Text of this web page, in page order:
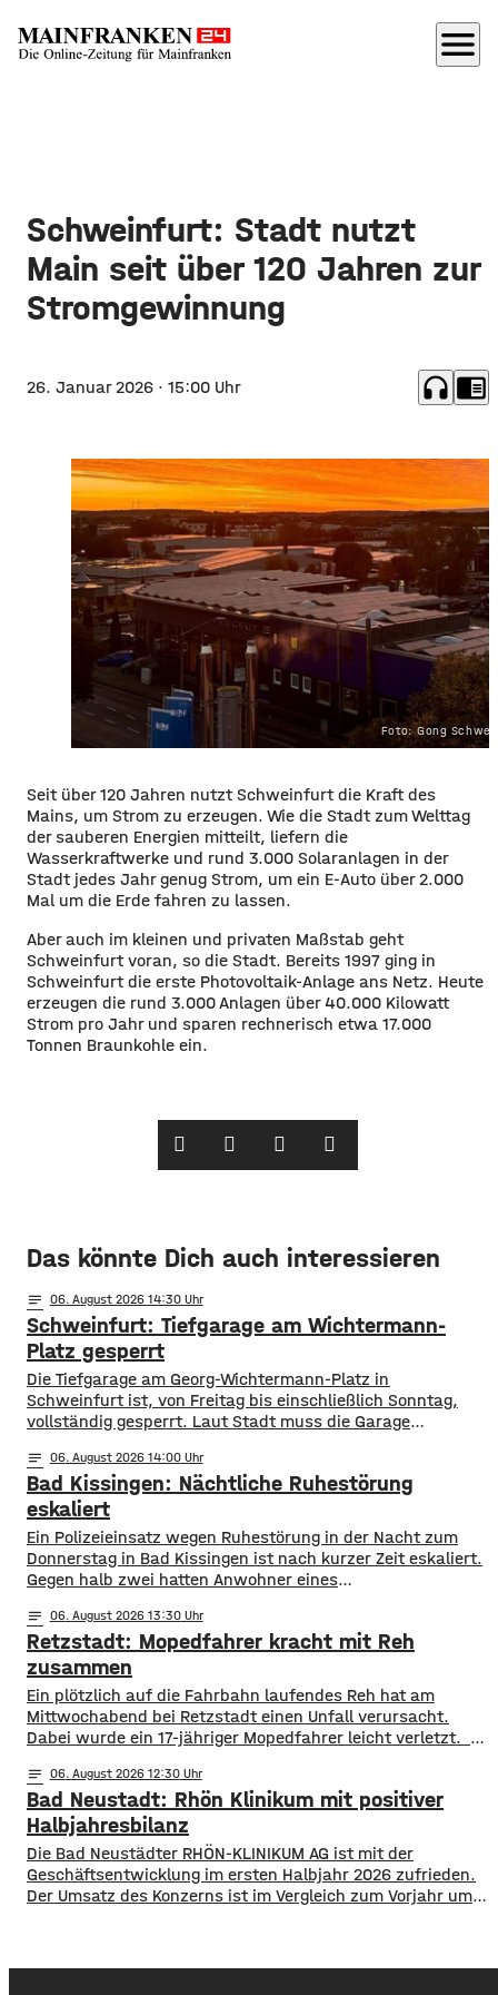
menu
Schweinfurt: Stadt nutzt
Main seit über 120 Jahren zur
Stromgewinnung
26. Januar 2026 · 15:00 Uhr headphones chrome_reader_mode
Foto: Gong
Seit über 120 Jahren nutzt Schweinfurt die Kraft des
Mains, um Strom zu erzeugen. Wie die Stadt zum Welttag
der sauberen Energien mitteilt, liefern die
Wasserkraftwerke und rund 3.000 Solaranlagen in der
Stadt jedes Jahr genug Strom, um ein E-Auto über 2.000
Mal um die Erde fahren zu lassen.
Aber auch im kleinen und privaten Maßstab geht
Schweinfurt voran, so die Stadt. Bereits 1997 ging in
Schweinfurt die erste Photovoltaik-Anlage ans Netz. Heute
erzeugen die rund 3.000 Anlagen über 40.000 Kilowatt
Strom pro Jahr und sparen rechnerisch etwa 17.000
Tonnen Braunkohle ein.
Das könnte Dich auch interessieren
notes 06. August 2026 14:30
Schweinfurt: Tiefgarage am Wichtermann-
Platz gesperrt
Die Tiefgarage am Georg-Wichtermann-Platz in
Schweinfurt ist, von Freitag bis einschließlich Sonntag,
vollständig gesperrt. Laut Stadt muss die Garage
während der Sperrung weder für Ein- noch Ausfahrten zur
Verfügung. Alternative Parkmöglichkeiten bieten unter
anderem, die Tiefgarage Graben oder die Parkgarage
Kunsthalle.
notes 06. August 2026 14:00
Bad Kissingen: Nächtliche Ruhestörung
eskaliert
Ein Polizeieinsatz wegen Ruhestörung in der Nacht zum
Donnerstag in Bad Kissingen ist nach kurzer Zeit eskaliert.
Gegen halb zwei hatten Anwohner eines
Wohnung laute Stimmen zu hören waren. N achdem die
Beamten vergeblich versucht hatten mit den Ruhestörern
in Kontakt zu treten, nahmen sie eine Anzeige auf.
notes 06. August 2026 13:30
Retzstadt: Mopedfahrer kracht mit Reh
zusammen
​​Ein plötzlich auf die Fahrbahn laufendes Reh hat am
Mittwochabend bei Retzstadt einen Unfall verursacht.
Dabei wurde ein 17-jähriger Mopedfahrer leicht verletzt. ​
seinem Moped zwischen Retzstadt und Güntersleben
unterwegs. Etwa 800 Meter nach dem Ortsausgang von
Retzstadt trat plötzlich das Reh auf die Fahrbahn. ​Der 17-
Jährige erfasste das Tier und stürzte. Er kam mit leichten
Verletzungen
notes 06. August 2026 12:30
Bad Neustadt: Rhön Klinikum mit positiver
Halbjahresbilanz
Die Bad Neustädter RHÖN-KLINIKUM AG ist mit der
Geschäftsentwicklung im ersten Halbjahr 2026 zufrieden.
Der Umsatz des Konzerns ist im Vergleich zum Vorjahr um